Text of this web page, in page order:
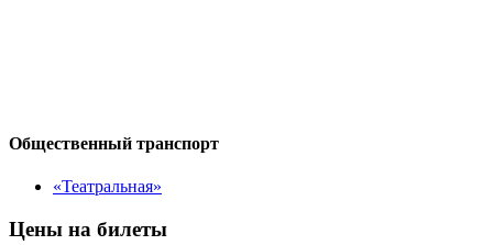
Общественный транспорт
«Театральная»
Цены на билеты